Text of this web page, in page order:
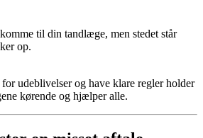
til din tandlæge, men stedet står
op.
udeblivelser og have klare regler holder
kørende og hjælper alle.